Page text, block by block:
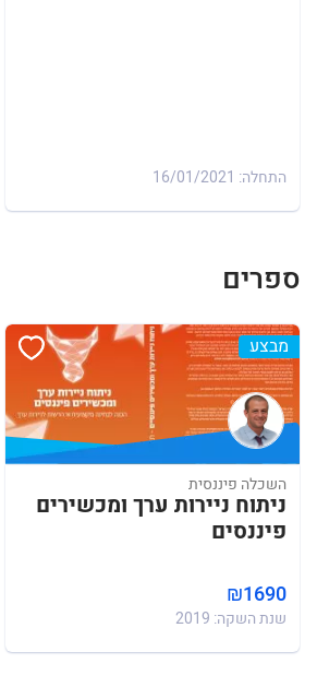
התחלה: 16/01/2021
ספרים
מבצע
השכלה פיננסית
ניתוח ניירות ערך ומכשירים
פיננסים
₪1690
שנת השקה: 2019